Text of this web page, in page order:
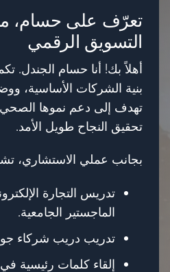
تعرّف على حسام،
التسويق الرقمي
أهلاً بك! أنا حسام الجندل.
بنية الشركات الأساسية،
تهدف إلى دعم نموها
تحقيق النجاح طويل الأمد.
بجانب عملي الاستشاري،
تدريس التجارة
الماجستير الجامعية.
تدريب دريب شركاء
إلقاء كلمات رئيسية